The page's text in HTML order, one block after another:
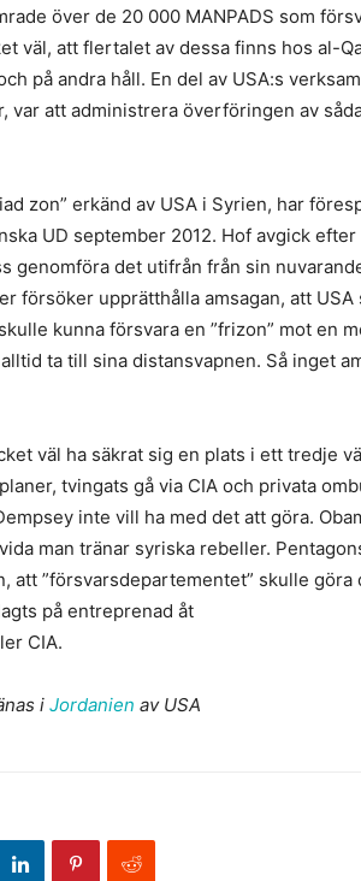
över de 20 000 MANPADS som
väl, att flertalet av dessa finns hos al-
på andra håll. En del av USA:s
var att administrera överföringen av
zon” erkänd av USA i Syrien, har
UD september 2012. Hof avgick
genomföra det utifrån från sin
försöker upprätthålla amsagan, att USA
kunna försvara en ”frizon” mot en
ta till sina distansvapnen. Så inget
väl ha säkrat sig en plats i ett tredje
tvingats gå via CIA och privata
inte vill ha med det att göra.
man tränar syriska rebeller.
att ”försvarsdepartementet” skulle göra
på entreprenad åt
CIA.
i Jordanien av USA